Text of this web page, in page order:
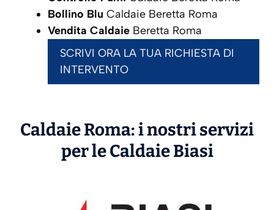
Bollino Blu Caldaie Beretta Roma
Vendita Caldaie Beretta Roma
SCRIVI ORA LA TUA RICHIESTA DI
INTERVENTO
Caldaie Roma: i nostri servizi
per le CaldaieBiasi